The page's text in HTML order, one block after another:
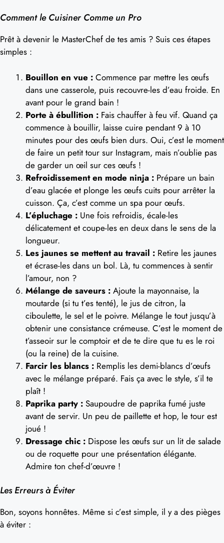
Comment le Cuisiner Comme un Pro
Prêt à devenir le MasterChef de tes amis ? Suis ces étapes
simples :
Bouillon en vue : Commence par mettre les œufs
dans une casserole, puis recouvre-les d’eau froide. En
avant pour le grand bain !
Porte à ébullition : Fais chauffer à feu vif. Quand ça
commence à bouillir, laisse cuire pendant 9 à 10
minutes pour des œufs bien durs. Oui, c’est le moment
de faire un petit tour sur Instagram, mais n’oublie pas
de garder un œil sur ces œufs !
Refroidissement en mode ninja : Prépare un bain
d’eau glacée et plonge les œufs cuits pour arrêter la
cuisson. Ça, c’est comme un spa pour œufs.
L’épluchage : Une fois refroidis, écale-les
délicatement et coupe-les en deux dans le sens de la
longueur.
Les jaunes se mettent au travail : Retire les jaunes
et écrase-les dans un bol. Là, tu commences à sentir
l’amour, non ?
Mélange de saveurs : Ajoute la mayonnaise, la
moutarde (si tu t’es tenté), le jus de citron, la
ciboulette, le sel et le poivre. Mélange le tout jusqu’à
obtenir une consistance crémeuse. C’est le moment de
t’asseoir sur le comptoir et de te dire que tu es le roi
(ou la reine) de la cuisine.
Farcir les blancs : Remplis les demi-blancs d’œufs
avec le mélange préparé. Fais ça avec le style, s’il te
plaît !
Paprika party : Saupoudre de paprika fumé juste
avant de servir. Un peu de paillette et hop, le tour est
joué !
Dressage chic : Dispose les œufs sur un lit de salade
ou de roquette pour une présentation élégante.
Admire ton chef-d’œuvre !
Les Erreurs à Éviter
Bon, soyons honnêtes. Même si c’est simple, il y a des pièges
à éviter :